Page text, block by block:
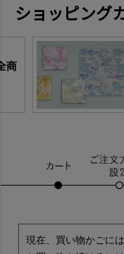
ショッピング
商
現在、買い物かごに